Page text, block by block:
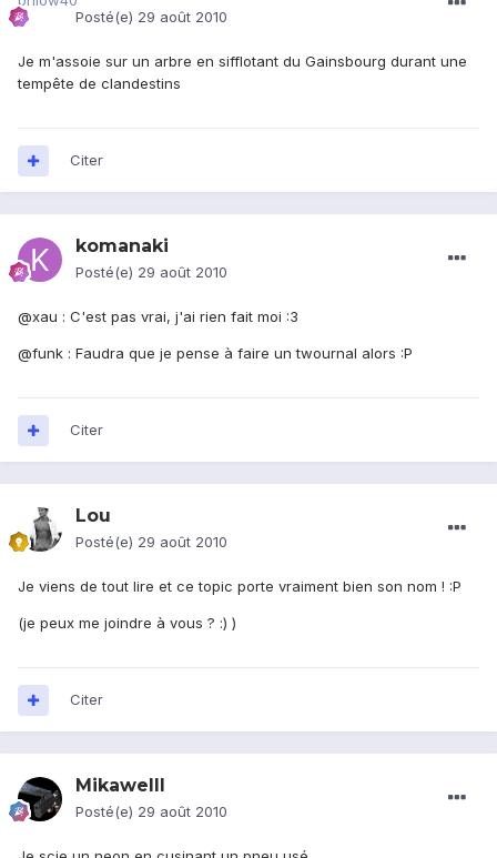
Posté(e) 29 août 2010
Je m'assoie sur un arbre en sifflotant du Gainsbourg durant une
tempête de clandestins
Citer
komanaki
Posté(e) 29 août 2010
@xau : C'est pas vrai, j'ai rien fait moi :3
@funk : Faudra que je pense à faire un twournal alors :P
Citer
Lou
Posté(e) 29 août 2010
Je viens de tout lire et ce topic porte vraiment bien son nom ! :P
(je peux me joindre à vous ? :) )
Citer
Mikawelll
Posté(e) 29 août 2010